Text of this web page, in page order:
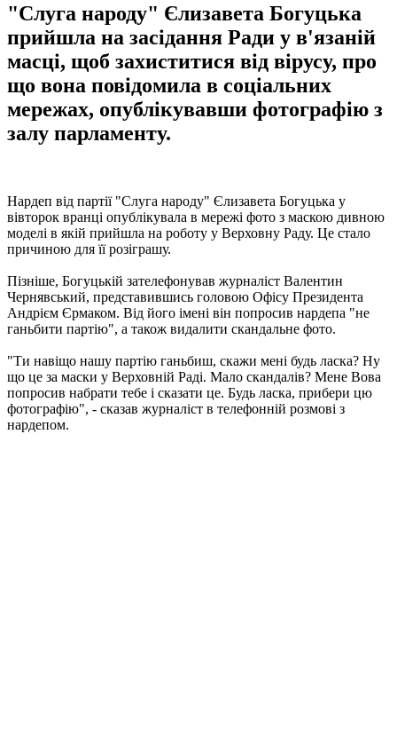
"Слуга народу" Єлизавета Богуцька
прийшла на засідання Ради у в'язаній
масці, щоб захиститися від вірусу, про
що вона повідомила в соціальних
мережах, опублікувавши фотографію з
залу парламенту.
Нардеп від партії "Слуга народу" Єлизавета Богуцька у
вівторок вранці опублікувала в мережі фото з маскою дивною
моделі в якій прийшла на роботу у Верховну Раду. Це стало
причиною для її розіграшу.
Пізніше, Богуцькій зателефонував журналіст Валентин
Чернявський, представившись головою Офісу Президента
Андрієм Єрмаком. Від його імені він попросив нардепа "не
ганьбити партію", а також видалити скандальне фото.
"Ти навіщо нашу партію ганьбиш, скажи мені будь ласка? Ну
що це за маски у Верховній Раді. Мало скандалів? Мене Вова
попросив набрати тебе і сказати це. Будь ласка, прибери цю
фотографію", - сказав журналіст в телефонній розмові з
нардепом.